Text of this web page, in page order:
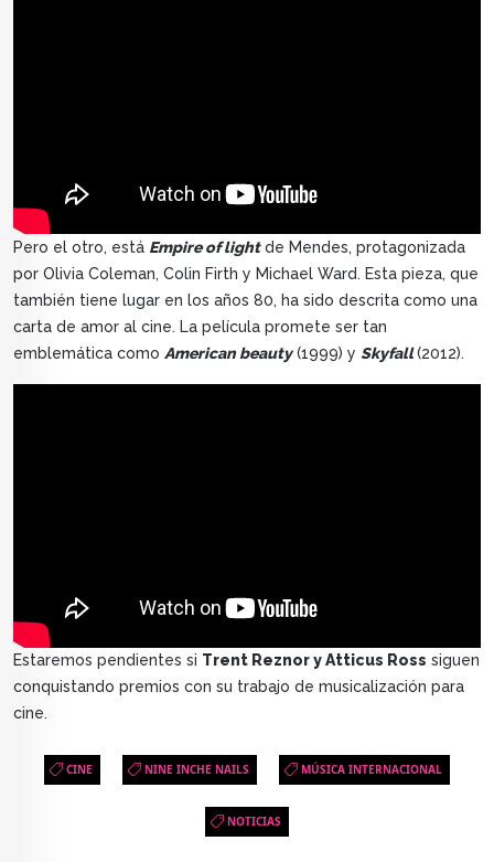
Pero el otro, está Empire of lightde Mendes, protagonizada
por Olivia Coleman, Colin Firth y Michael Ward. Esta pieza, que
también tiene lugar en los años 80, ha sido descrita como una
carta de amor al cine. La película promete ser tan
emblemática como American beauty(1999) y Skyfall(2012).
Estaremos pendientes si Trent Reznor y Atticus Ross siguen
conquistando premios con su trabajo de musicalización para
cine.
CINE NINE INCHE NAILS MÚSICA INTERNACIONAL
NOTICIAS